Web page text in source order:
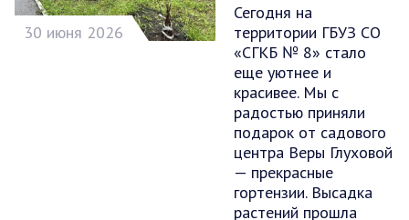
30 июня 2026
Сегодня на
территории ГБУЗ СО
«СГКБ № 8» стало
еще уютнее и
красивее. Мы с
радостью приняли
подарок от садового
центра Веры Глуховой
— прекрасные
гортензии. Высадка
растений прошла